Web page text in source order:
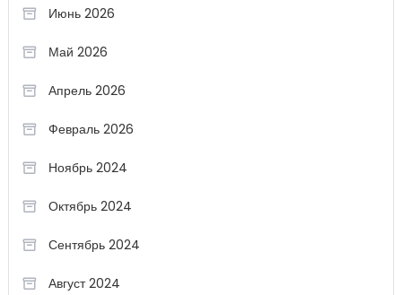
Июнь 2026
Май 2026
Апрель 2026
Февраль 2026
Ноябрь 2024
Октябрь 2024
Сентябрь 2024
Август 2024